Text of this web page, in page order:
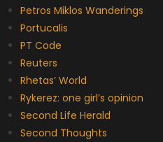
Petros Miklos Wanderings
Portucalis
PT Code
Reuters
Rhetas’ World
Rykerez: one girl’s opinion
Second Life Herald
Second Thoughts